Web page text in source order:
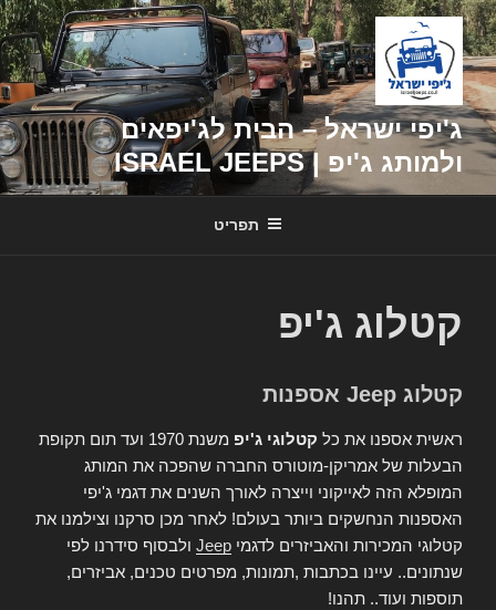
דילוג
לתוכן
ג'יפי ישראל – הבית לג'יפאים
ולמותג ג'יפ | ISRAEL JEEPS
תפריט
קטלוג ג'יפ
קטלוג Jeep אספנות
ראשית אספנו את כל קטלוגי ג'יפ
משנת 1970 ועד תום תקופת
הבעלות של אמריקן-מוטורס החברה שהפכה את המותג
המופלא הזה לאייקוני וייצרה לאורך השנים את דגמי ג'יפי
האספנות הנחשקים ביותר בעולם! לאחר מכן סרקנו וצילמנו את
קטלוגי המכירות והאביזרים לדגמי Jeep ולבסוף סידרנו לפי
שנתונים.. עיינו בכתבות ,תמונות, מפרטים טכנים, אביזרים,
תוספות ועוד.. תהנו!